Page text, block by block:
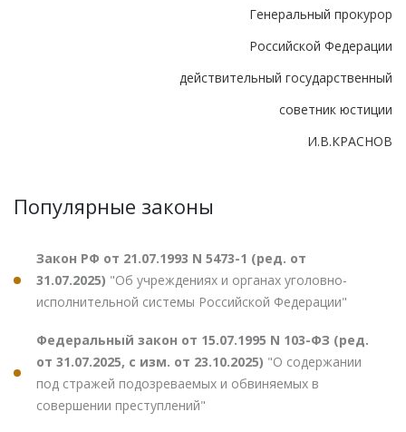
Генеральный прокурор
Российской Федерации
действительный государственный
советник юстиции
И.В.КРАСНОВ
Популярные законы
Закон РФ от 21.07.1993 N 5473-1 (ред. от
31.07.2025) "Об учреждениях и органах уголовно-
исполнительной системы Российской Федерации"
Федеральный закон от 15.07.1995 N 103-ФЗ (ред.
от 31.07.2025, с изм. от 23.10.2025) "О содержании
под стражей подозреваемых и обвиняемых в
совершении преступлений"